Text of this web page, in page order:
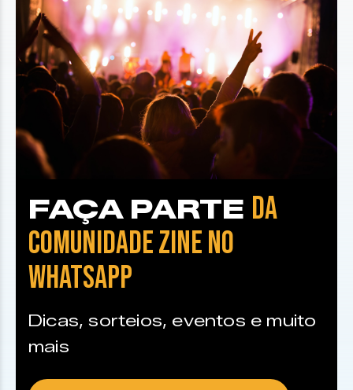
FAÇA PARTE DA
COMUNIDADE ZINE NO
WHATSAPP
Dicas, sorteios, eventos e muito
mais